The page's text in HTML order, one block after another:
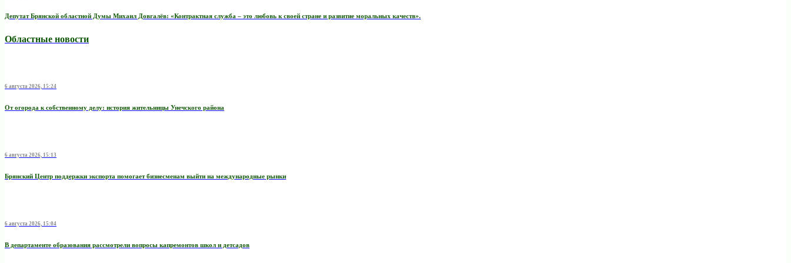
Депутат Брянской областной Думы Михаил Довгалёв: «Контрактная служба – это любовь к своей стране и развитие моральных качеств».
Областные новости
6 августа 2026, 15:24
От огорода к собственному делу: история жительницы Унечского района
6 августа 2026, 15:13
Брянский Центр поддержки экспорта помогает бизнесменам выйти на международные рынки
6 августа 2026, 15:04
В департаменте образования рассмотрели вопросы капремонтов школ и детсадов